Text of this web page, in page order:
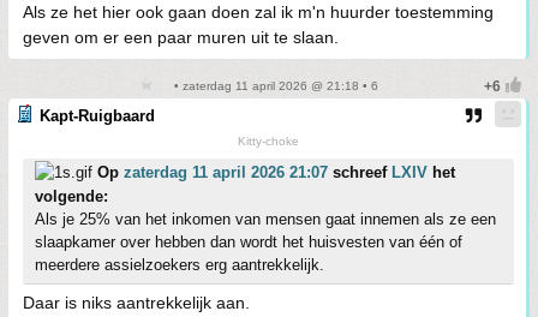
Als ze het hier ook gaan doen zal ik m'n huurder toestemming
geven om er een paar muren uit te slaan.
• zaterdag 11 april 2026 @ 21:18 • 6
Kapt-Ruigbaard
Kitty-choke
Op zaterdag 11 april 2026 21:07 schreef LXIV het
volgende:
Als je 25% van het inkomen van mensen gaat innemen als ze een
slaapkamer over hebben dan wordt het huisvesten van één of
meerdere assielzoekers erg aantrekkelijk.
Daar is niks aantrekkelijk aan.